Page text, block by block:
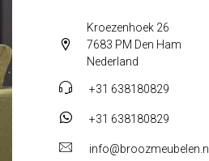
Kroezenhoek 26
7683 PM Den Ham
Nederland
+31 638180829
+31 638180829
info@broozmeubelen.nl